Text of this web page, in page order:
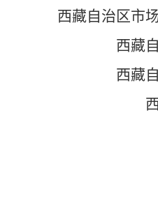
西藏自治区市
西藏
西藏